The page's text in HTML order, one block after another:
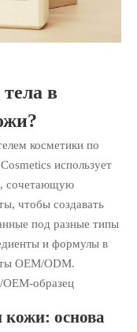
в
косметики по
использует
сочетающую
чтобы создавать
под разные типы
и формулы в
OEM/ODM.
образец
кожи: основа